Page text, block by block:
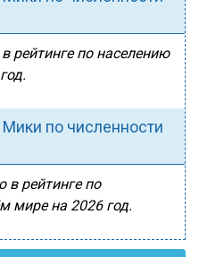
рейтинге по населению
Мики по численности
в рейтинге по
мире на 2026 год.